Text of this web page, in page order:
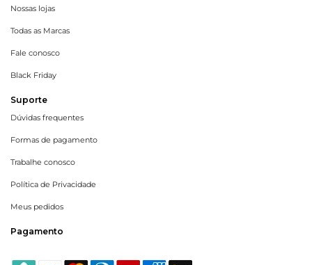
Nossas lojas
Todas as Marcas
Fale conosco
Black Friday
Suporte
Dúvidas frequentes
Formas de pagamento
Trabalhe conosco
Política de Privacidade
Meus pedidos
Pagamento